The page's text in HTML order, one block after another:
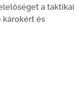
a taktikai
károkért és